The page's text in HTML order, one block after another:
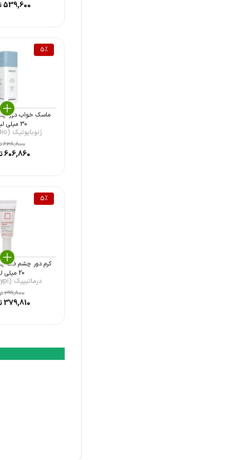
539,600
5%
ماسک خواب دور
30 میلی لیت ...
ژنوبایوتیک (Geno Bio ...
638,800
606,860
5%
کرم دور چشم ضد
20 میلی لی ...
درماتیپیک (Dermatypi ...
399,800
379,810